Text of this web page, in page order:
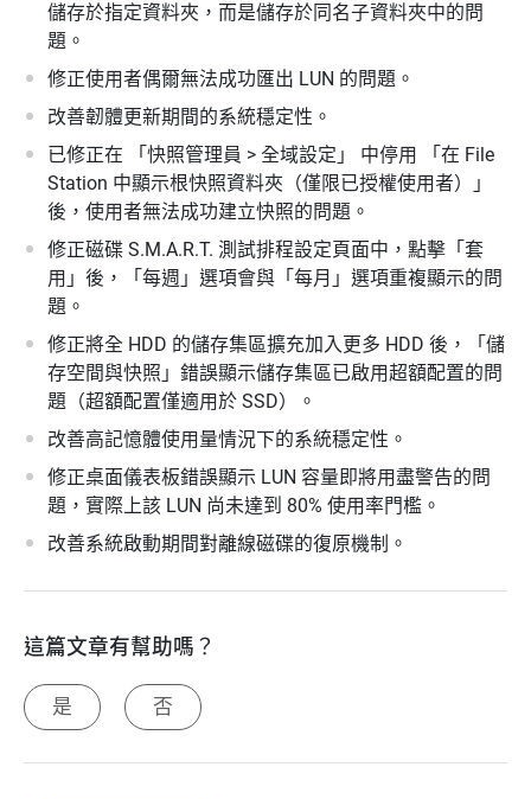
儲存於指定資料夾，而是儲存於同名子資料夾中的問
題。
修正使用者偶爾無法成功匯出 LUN 的問題。
改善韌體更新期間的系統穩定性。
已修正在 「快照管理員 > 全域設定」 中停用 「在 File
Station 中顯示根快照資料夾（僅限已授權使用者）」
後，使用者無法成功建立快照的問題。
修正磁碟 S.M.A.R.T. 測試排程設定頁面中，點擊「套
用」後，「每週」選項會與「每月」選項重複顯示的問
題。
修正將全 HDD 的儲存集區擴充加入更多 HDD 後，「儲
存空間與快照」錯誤顯示儲存集區已啟用超額配置的問
題（超額配置僅適用於 SSD）。
改善高記憶體使用量情況下的系統穩定性。
修正桌面儀表板錯誤顯示 LUN 容量即將用盡警告的問
題，實際上該 LUN 尚未達到 80% 使用率門檻。
改善系統啟動期間對離線磁碟的復原機制。
這篇文章有幫助嗎？
是 否